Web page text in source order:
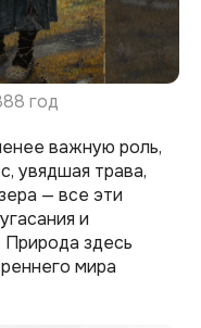
год
важную роль,
увядшая трава,
— все эти
и
здесь
мира